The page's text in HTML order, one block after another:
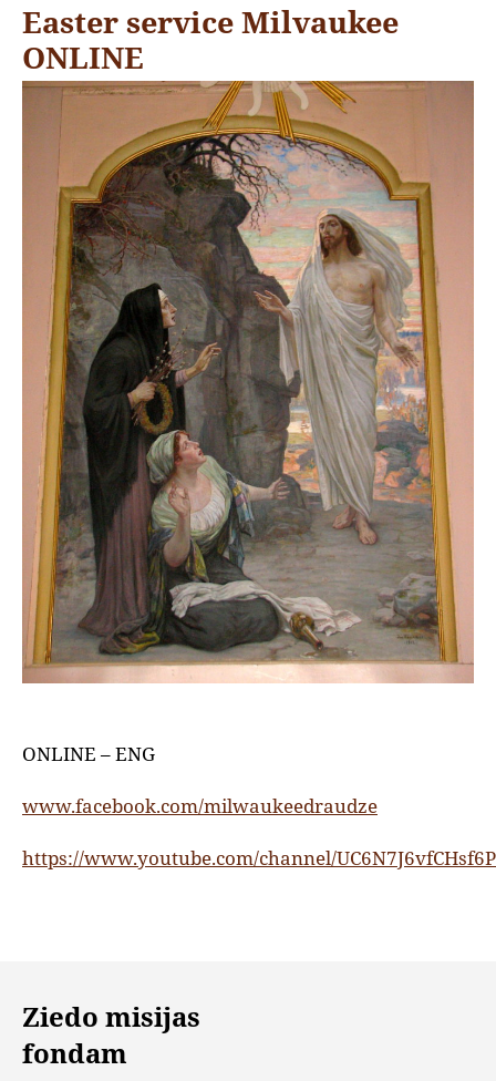
Easter service Milvaukee
ONLINE
ONLINE – ENG
www.facebook.com/milwaukeedraudze
https://www.youtube.com/channel/
Ziedo misijas
fondam